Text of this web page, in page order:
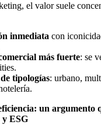
el valor suele
inmediata con
más fuerte: se
tipologías: urbano,
un argumento
ESG